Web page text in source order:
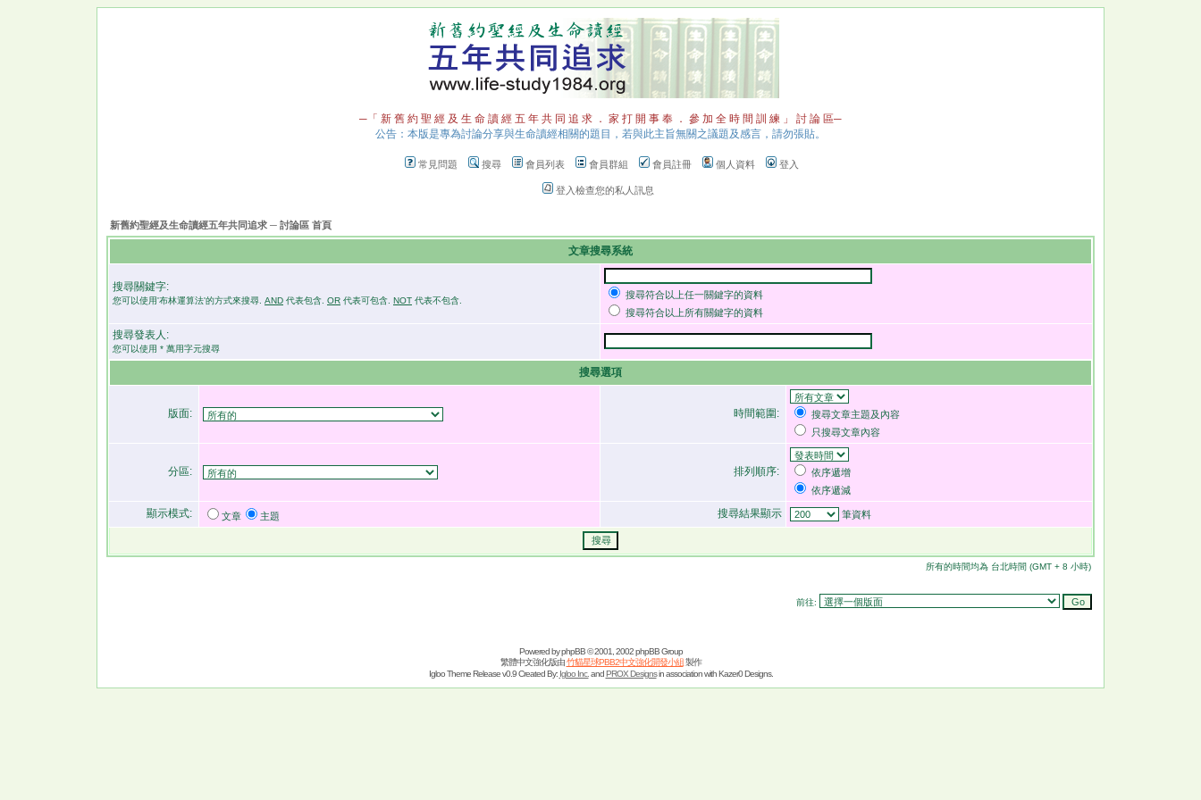
─「 新 舊 約 聖 經 及 生 命 讀 經 五 年 共 同 追 求 ． 家 打 開 事 奉 ． 參 加 全 時 間 訓 練 」 討 論 區─
公告：本版是專為討論分享與生命讀經相關的題目，若與此主旨無關之議題及感言，請勿張貼。
常見問題 搜尋 會員列表 會員群組 會員註冊 個人資料 登入
登入檢查您的私人訊息
新舊約聖經及生命讀經五年共同追求 ─ 討論區 首頁
文章搜尋系統
搜尋關鍵字:
您可以使用'布林運算法'的方式來搜尋. AND 代表包含. OR 代表可包含. NOT 代表不包含.
搜尋符合以上任一關鍵字的資料
搜尋符合以上所有關鍵字的資料
搜尋發表人:
您可以使用 * 萬用字元搜尋
搜尋選項
版面: 時間範圍:
搜尋文章主題及內容
只搜尋文章內容
分區: 排列順序:
依序遞增
依序遞減
顯示模式: 文章 主題 搜尋結果顯示 筆資料
所有的時間均為 台北時間 (GMT + 8 小時)
前往:
Powered byphpBB© 2001, 2002 phpBB Group
繁體中文強化版由竹貓星球PBB2中文強化開發小組製作
Igloo Theme Release v0.9 Created By: Igloo Inc. andPROX Designsin association with Kazer0 Designs.